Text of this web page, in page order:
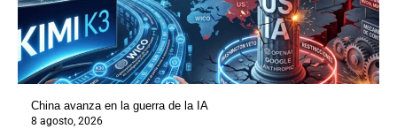
China avanza en la guerra de la IA
8 agosto, 2026